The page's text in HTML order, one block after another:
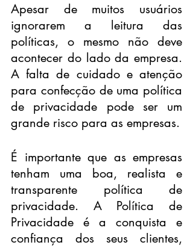
Apesar de muitos usuários
ignorarem a leitura das
políticas, o mesmo não deve
acontecer do lado da empresa.
A falta de cuidado e atenção
para confecção de uma política
de privacidade pode ser um
grande risco para as empresas.
É importante que as empresas
tenham uma boa, realista e
transparente política de
privacidade. A Política de
Privacidade é a conquista e
confiança dos seus clientes,